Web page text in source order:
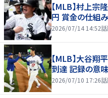
【MLB】村上
円 賞金の仕組
2026/07/14 14:52
【MLB】大谷翔
到達 記録の意
2026/07/10 17:26